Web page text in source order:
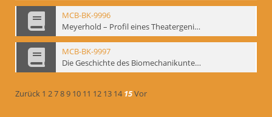
MCB-BK-9996
Meyerhold – Profil eines Theatergenies. Vortrag. Arbeitsdemonstration - interne Signatur: BM-prt-203
MCB-BK-9997
Die Geschichte des Biomechanikunterrichts im Theater der Satire - interne Signatur: BM-prt-204
Zurück 1 2789 10 11 12 13 14 15Vor